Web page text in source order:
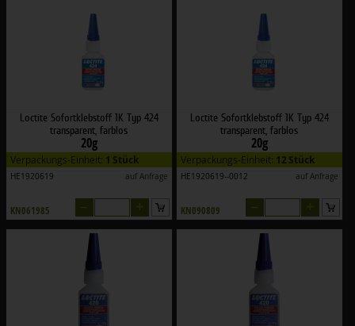
Loctite Sofortklebstoff 1K Typ 424
transparent, farblos
20g
Verpackungs-Einheit: 1 Stück
HE1920619 auf Anfrage
KN061985
Loctite Sofortklebstoff 1K Typ 424
transparent, farblos
20g
Verpackungs-Einheit: 12 Stück
HE1920619--0012 auf Anfrage
KN090809